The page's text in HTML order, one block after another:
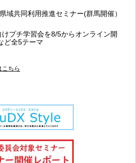
域共同利用推進セミナー(群馬開催）
プチ学習会を8/5からオンライン開
ど全5テーマ
ちら